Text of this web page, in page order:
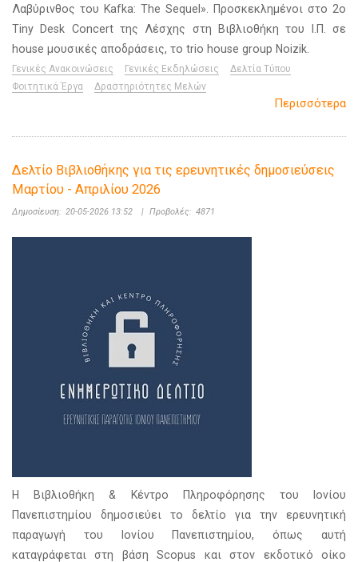
Λαβύρινθος του Kafka: The Sequel». Προσκεκλημένοι στο 2ο
Tiny Desk Concert της Λέσχης στη Βιβλιοθήκη του Ι.Π. σε
house μουσικές αποδράσεις, το trio house group Noizik.
Γενικές Ανακοινώσεις Γενικές Εκδηλώσεις
Δελτία Τύπου
Φοιτητικά Έργα
Δραστηριότητες Μελών
Περισσότερα
Δελτίο Βιβλιοθήκης για τις ερευνητικές δημοσιεύσεις
Μαρτίου - Απριλίου 2026
Δημοσίευση: 20-05-2026 13:52 | Προβολές: 4871
Η Βιβλιοθήκη & Κέντρο Πληροφόρησης του Ιονίου
Πανεπιστημίου δημοσιεύει το δελτίο για την ερευνητική
παραγωγή του Ιονίου Πανεπιστημίου, όπως αυτή
καταγράφεται στη βάση Scopus και στον εκδοτικό οίκο